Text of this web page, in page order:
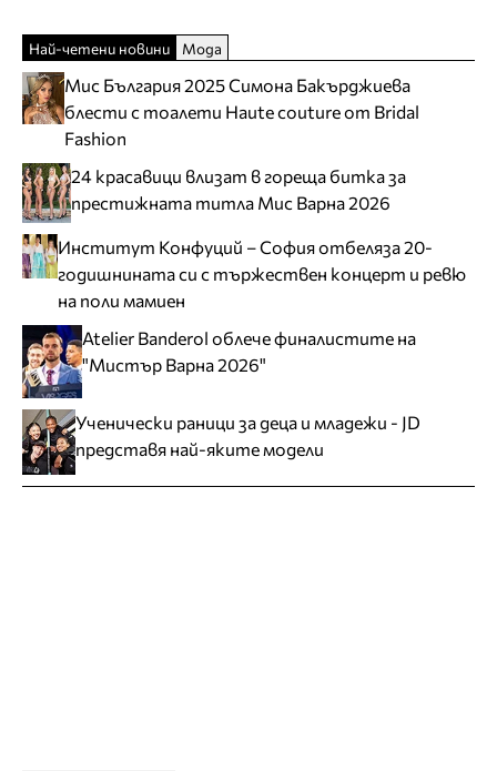
Най-четени новини Мода
Мис България 2025 Симона Бакърджиева
блести с тоалети Haute couture от Bridal
Fashion
24 красавици влизат в гореща битка за
престижната титла Мис Варна 2026
Институт Конфуций – София отбеляза 20-
годишнината си с тържествен концерт и ревю
на поли мамиен
Atelier Banderol облече финалистите на
"Мистър Варна 2026"
Ученически раници за деца и младежи - JD
представя най-яките модели